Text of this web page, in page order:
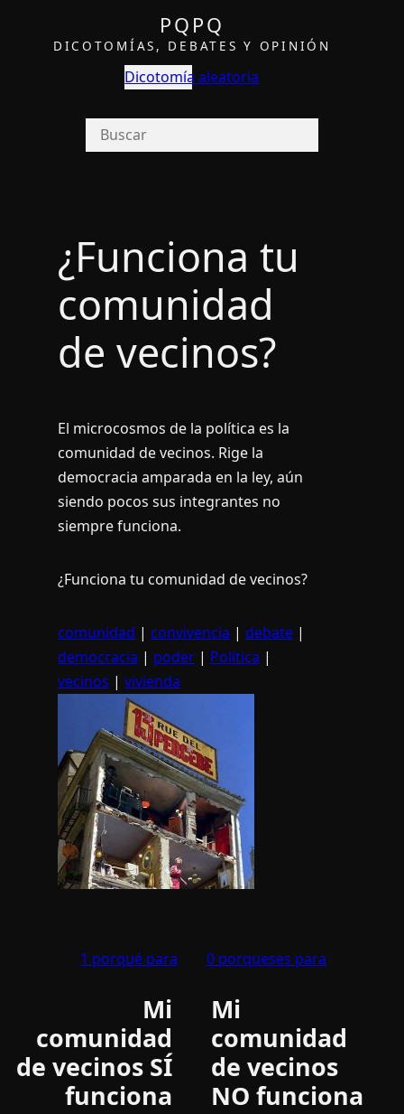
PQPQ
DICOTOMÍAS, DEBATES Y OPINIÓN
Dicotomía aleatoria
¿Funciona tu
comunidad
de vecinos?
El microcosmos de la polí­tica es la
comunidad de vecinos. Rige la
democracia amparada en la ley, aún
siendo pocos sus integrantes no
siempre funciona.
¿Funciona tu comunidad de vecinos?
comunidad | convivencia | debate |
democracia | poder | Política |
vecinos | vivienda
1 porqué para
Mi
comunidad
de vecinos SÍ
funciona
0 porqueses para
Mi
comunidad
de vecinos
NO funciona